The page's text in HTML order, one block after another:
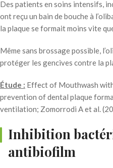
Des patients en soins intensifs,
ont reçu un bain de bouche à
la plaque se formait moins vite
Même sans brossage possible,
protéger les gencives contre la
Étude : Effect of Mouthwash
prevention of dental plaque
ventilation; Zomorrodi A et al.
Inhibition
antibiofilm